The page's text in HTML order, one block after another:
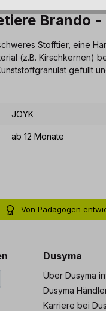
Brando
Stofftier, eine
(z.B. Kirschkernen)
gefüllt
JOYK
ab 12 Monate
Von Pädagogen
Dusyma
Über Dusyma
Dusyma
Karriere bei